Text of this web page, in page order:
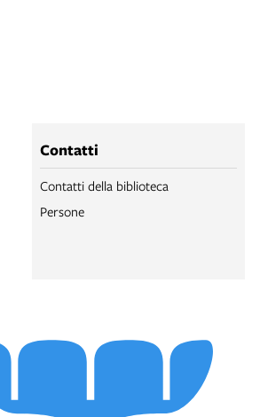
Contatti
Contatti della biblioteca
Persone